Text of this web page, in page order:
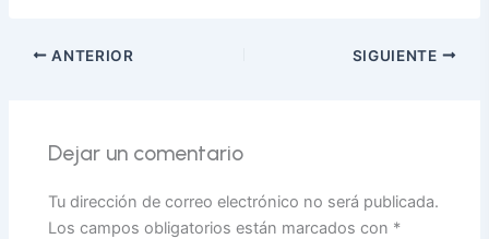
ANTERIOR SIGUIENTE
Dejar un comentario
Tu dirección de correo electrónico no será publicada.
Los campos obligatorios están marcados con *